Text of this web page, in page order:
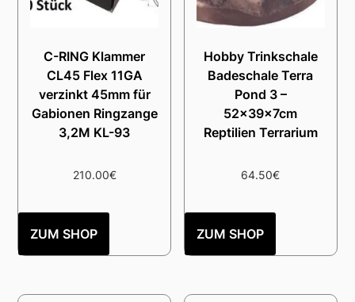
C-RING Klammer
CL45 Flex 11GA
verzinkt 45mm für
Gabionen Ringzange
3,2M KL-93
210.00€
ZUM SHOP
Hobby Trinkschale
Badeschale Terra
Pond 3 –
52x39x7cm
Reptilien Terrarium
64.50€
ZUM SHOP